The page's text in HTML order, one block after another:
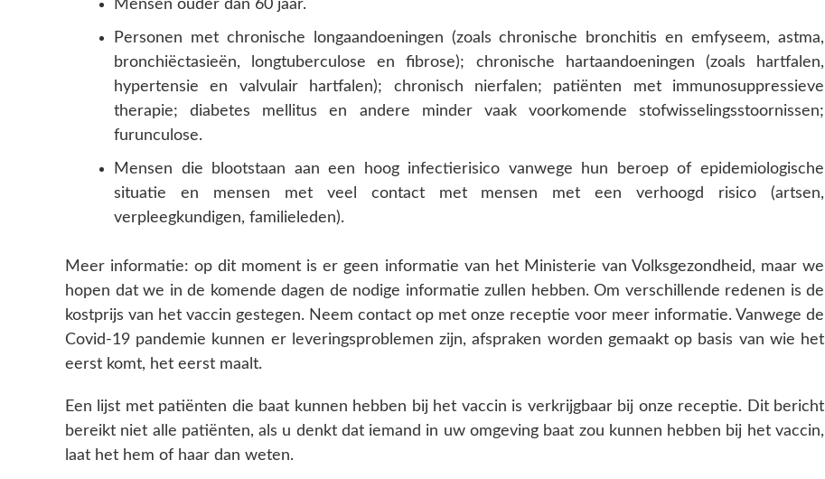
Mensen ouder dan 60 jaar.
Personen met chronische longaandoeningen (zoals chronische bronchitis en emfyseem, astma,
bronchiëctasieën, longtuberculose en fibrose); chronische hartaandoeningen (zoals hartfalen,
hypertensie en valvulair hartfalen); chronisch nierfalen; patiënten met immunosuppressieve
therapie; diabetes mellitus en andere minder vaak voorkomende stofwisselingsstoornissen;
furunculose.
Mensen die blootstaan aan een hoog infectierisico vanwege hun beroep of epidemiologische
situatie en mensen met veel contact met mensen met een verhoogd risico (artsen,
verpleegkundigen, familieleden).
Meer informatie: op dit moment is er geen informatie van het Ministerie van Volksgezondheid, maar we
hopen dat we in de komende dagen de nodige informatie zullen hebben. Om verschillende redenen is de
kostprijs van het vaccin gestegen. Neem contact op met onze receptie voor meer informatie. Vanwege de
Covid-19 pandemie kunnen er leveringsproblemen zijn, afspraken worden gemaakt op basis van wie het
eerst komt, het eerst maalt.
Een lijst met patiënten die baat kunnen hebben bij het vaccin is verkrijgbaar bij onze receptie. Dit bericht
bereikt niet alle patiënten, als u denkt dat iemand in uw omgeving baat zou kunnen hebben bij het vaccin,
laat het hem of haar dan weten.